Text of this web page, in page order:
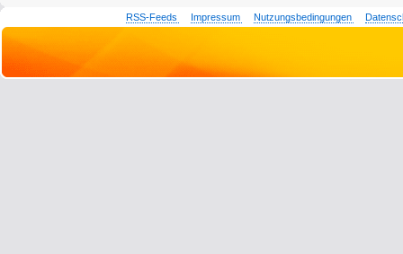
RSS-Feeds Impressum Nutzungsbedingungen